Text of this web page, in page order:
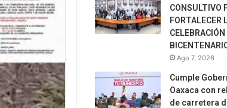
CONSULTIVO
FORTALECER
CELEBRACIÓN
Ago 7, 2026
Cumple
Oaxaca con
de carretera